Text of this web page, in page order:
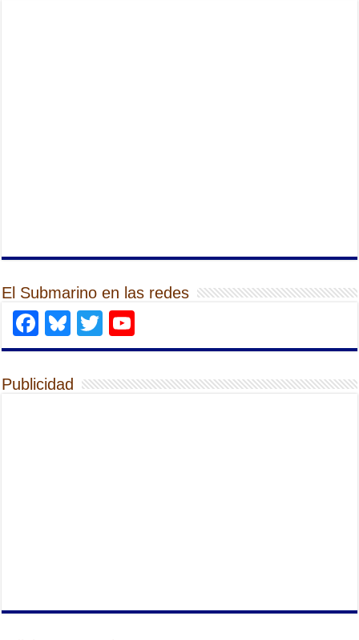
El Submarino en las redes
Facebook
Bluesky
Twitter
Publicidad